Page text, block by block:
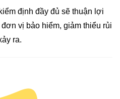
định đầy đủ sẽ thuận lợi
vị bảo hiểm, giảm thiểu rủi
ra.